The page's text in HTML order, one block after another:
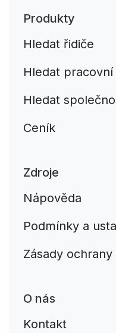
Produkty
Hledat řidiče
Hledat
Hledat
Ceník
Zdroje
Nápověda
Podmínky a
Zásady
O nás
Kontakt